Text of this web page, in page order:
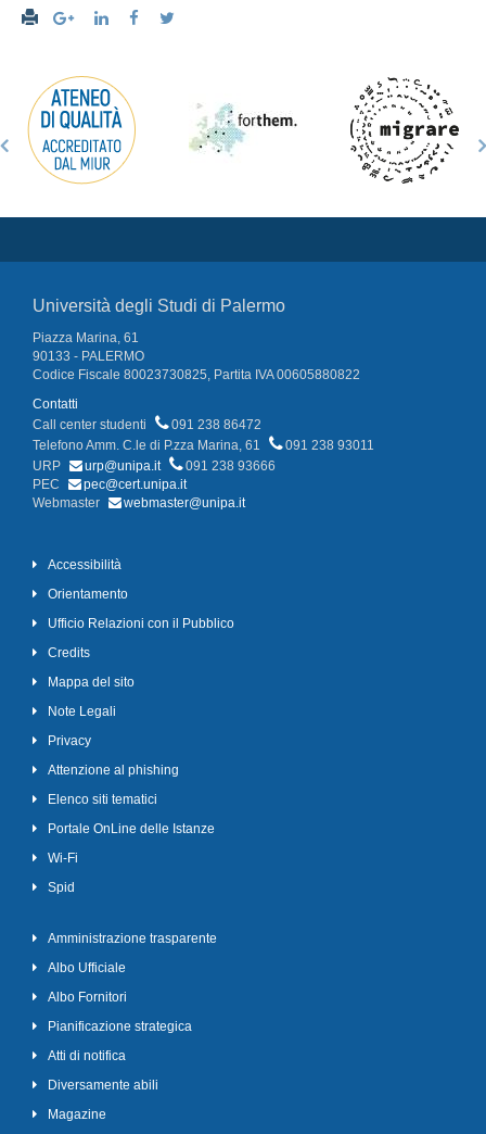
Università degli Studi di Palermo
Piazza Marina, 61
90133 - PALERMO
Codice Fiscale 80023730825, Partita IVA 00605880822
Contatti
Call center studenti
091 238 86472
Telefono Amm. C.le di P.zza Marina, 61
091 238 93011
URP
urp@unipa.it
091 238 93666
PEC
pec@cert.unipa.it
Webmaster
webmaster@unipa.it
Accessibilità
Orientamento
Ufficio Relazioni con il Pubblico
Credits
Mappa del sito
Note Legali
Privacy
Attenzione al phishing
Elenco siti tematici
Portale OnLine delle Istanze
Wi-Fi
Spid
Amministrazione trasparente
Albo Ufficiale
Albo Fornitori
Pianificazione strategica
Atti di notifica
Diversamente abili
Magazine